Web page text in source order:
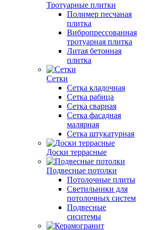
Тротуарные плитки
Полимер песчаная
плитка
Вибропрессованная
тротуарная плитка
Литая бетонная
плитка
Сетки
Сетка кладочная
Сетка рабица
Сетка сварная
Сетка фасадная
малярная
Сетка штукатурная
Доски террасные
Подвесные потолки
Потолочные плиты
Светильники для
потолочных систем
Подвесные
сиситемы